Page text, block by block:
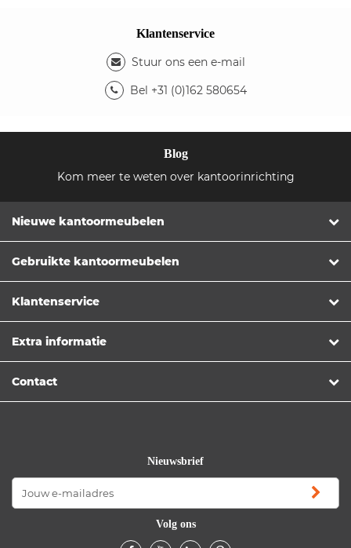
Klantenservice
Stuur ons een e-mail
Bel +31 (0)162 580654
Blog
Kom meer te weten over kantoorinrichting
Nieuwe kantoormeubelen
Gebruikte kantoormeubelen
Klantenservice
Extra informatie
Contact
Nieuwsbrief
Volg ons